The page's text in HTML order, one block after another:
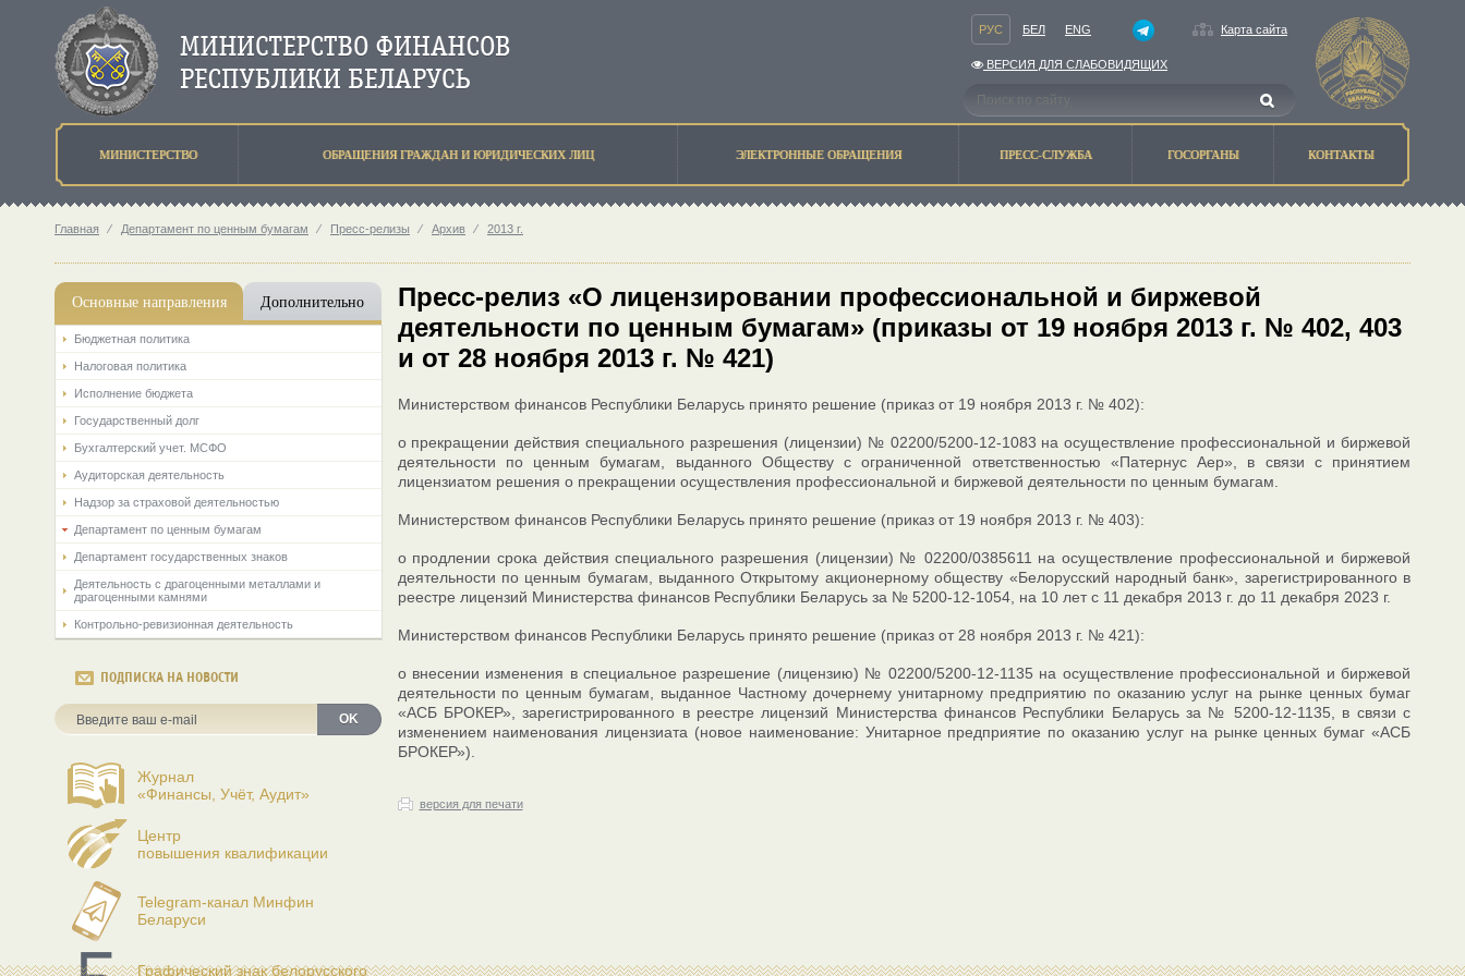
РУС БЕЛ ENG Карта сайта
ВЕРСИЯ ДЛЯ СЛАБОВИДЯЩИХ
МИНИСТЕРСТВО ОБРАЩЕНИЯ ГРАЖДАН И ЮРИДИЧЕСКИХ ЛИЦ ЭЛЕКТРОННЫЕ ОБРАЩЕНИЯ ПРЕСС-СЛУЖБА ГОСОРГАНЫ КОНТАКТЫ
Главная ⁄ Департамент по ценным бумагам ⁄ Пресс-релизы ⁄ Архив ⁄ 2013 г.
Основные направления Дополнительно
Бюджетная политика
Налоговая политика
Исполнение бюджета
Государственный долг
Бухгалтерский учет. МСФО
Аудиторская деятельность
Надзор за страховой деятельностью
Департамент по ценным бумагам
Департамент государственных знаков
Деятельность с драгоценными металлами и
драгоценными камнями
Контрольно-ревизионная деятельность
ПОДПИСКА НА НОВОСТИ
OK
Журнал
«Финансы, Учёт, Аудит»
Центр
повышения квалификации
Telegram-канал Минфин
Беларуси
Графический знак белорусского
Пресс-релиз «О лицензировании профессиональной и биржевой
деятельности по ценным бумагам» (приказы от 19 ноября 2013 г. № 402, 403
и от 28 ноября 2013 г. № 421)
Министерством финансов Республики Беларусь принято решение (приказ от 19 ноября 2013 г. № 402):
о прекращении действия специального разрешения (лицензии) № 02200/5200-12-1083 на осуществление профессиональной и биржевой
деятельности по ценным бумагам, выданного Обществу с ограниченной ответственностью «Патернус Аер», в связи с принятием
лицензиатом решения о прекращении осуществления профессиональной и биржевой деятельности по ценным бумагам.
Министерством финансов Республики Беларусь принято решение (приказ от 19 ноября 2013 г. № 403):
о продлении срока действия специального разрешения (лицензии) № 02200/0385611 на осуществление профессиональной и биржевой
деятельности по ценным бумагам, выданного Открытому акционерному обществу «Белорусский народный банк», зарегистрированного в
реестре лицензий Министерства финансов Республики Беларусь за № 5200-12-1054, на 10 лет с 11 декабря 2013 г. до 11 декабря 2023 г.
Министерством финансов Республики Беларусь принято решение (приказ от 28 ноября 2013 г. № 421):
о внесении изменения в специальное разрешение (лицензию) № 02200/5200-12-1135 на осуществление профессиональной и биржевой
деятельности по ценным бумагам, выданное Частному дочернему унитарному предприятию по оказанию услуг на рынке ценных бумаг
«АСБ БРОКЕР», зарегистрированного в реестре лицензий Министерства финансов Республики Беларусь за № 5200-12-1135, в связи с
изменением наименования лицензиата (новое наименование: Унитарное предприятие по оказанию услуг на рынке ценных бумаг «АСБ
БРОКЕР»).
версия для печати